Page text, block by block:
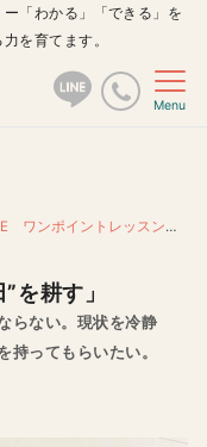
「わかる」「できる」を
を育てます。
Menu
ワンポイントレッスン
を耕す」
らない。現状を冷静
持ってもらいたい。